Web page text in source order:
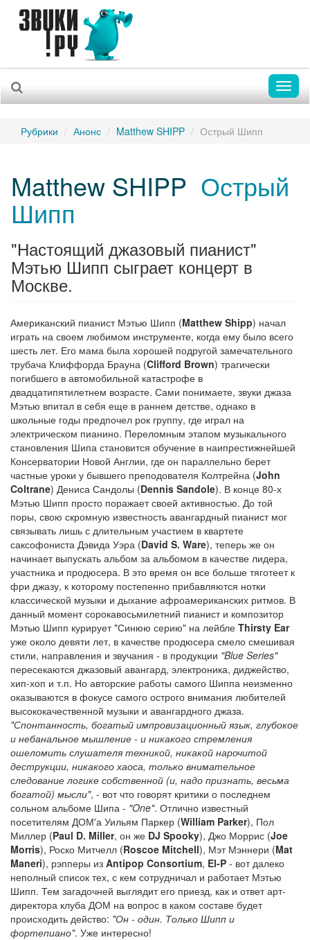
Рубрики Анонс Matthew SHIPP Острый Шипп
Matthew SHIPP Острый
Шипп
"Настоящий джазовый пианист"
Мэтью Шипп сыграет концерт в
Москве.
Американский пианист Мэтью Шипп (Matthew Shipp) начал
играть на своем любимом инструменте, когда ему было всего
шесть лет. Его мама была хорошей подругой замечательного
трубача Клиффорда Брауна (Clifford Brown) трагически
погибшего в автомобильной катастрофе в
двадцатипятилетнем возрасте. Сами понимаете, звуки джаза
Мэтью впитал в себя еще в раннем детстве, однако в
школьные годы предпочел рок группу, где играл на
электрическом пианино. Переломным этапом музыкального
становления Шипа становится обучение в наипрестижнейшей
Консерватории Новой Англии, где он параллельно берет
частные уроки у бывшего преподователя Колтрейна (John
Coltrane) Дениса Сандолы (Dennis Sandole). В конце 80-х
Мэтью Шипп просто поражает своей активностью. До той
поры, свою скромную известность авангардный пианист мог
связывать лишь с длительным участием в квартете
саксофониста Дэвида Уэра (David S. Ware), теперь же он
начинает выпускать альбом за альбомом в качестве лидера,
участника и продюсера. В это время он все больше тяготеет к
фри джазу, к которому постепенно прибавляются нотки
классической музыки и дыхание афроамериканских ритмов. В
данный момент сорокавосьмилетний пианист и композитор
Мэтью Шипп курирует "Синюю серию" на лейбле Thirsty Ear
уже около девяти лет, в качестве продюсера смело смешивая
стили, направления и звучания - в продукции "Blue Series"
пересекаются джазовый авангард, электроника, диджейство,
хип-хоп и т.п. Но авторские работы самого Шиппа неизменно
оказываются в фокусе самого острого внимания любителей
высококачественной музыки и авангардного джаза.
"Спонтанность, богатый импровизационный язык, глубокое
и небанальное мышление - и никакого стремления
ошеломить слушателя техникой, никакой нарочитой
деструкции, никакого хаоса, только внимательное
следование логике собственной (и, надо признать, весьма
богатой) мысли", - вот что говорят критики о последнем
сольном альбоме Шипа - "One". Отлично известный
посетителям ДОМ'а Уильям Паркер (William Parker), Пол
Миллер (Paul D. Miller, он же DJ Spooky), Джо Моррис (Joe
Morris), Роско Митчелл (Roscoe Mitchell), Мэт Мэннери (Mat
Maneri), рэпперы из Antipop Consortium, El-P - вот далеко
неполный список тех, с кем сотрудничал и работает Мэтью
Шипп. Тем загадочней выглядит его приезд, как и ответ арт-
директора клуба ДОМ на вопрос в каком составе будет
происходить действо: "Он - один. Только Шипп и
фортепиано". Уже интересно!